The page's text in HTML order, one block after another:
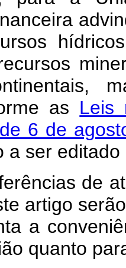
as Leis
6 de
a ser
de
artigo
a
quanto